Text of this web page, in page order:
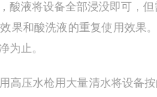
液将设备全部浸没即可，但
果和酸洗液的重复使用效果
为止。
压水枪用大量清水将设备按